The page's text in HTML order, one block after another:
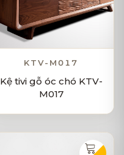
KTV-M017
Kệ tivi gỗ óc chó KTV-
M017